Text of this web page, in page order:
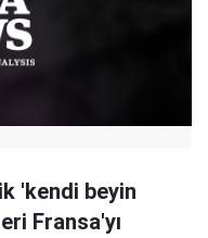
'kendi beyin
Fransa'yı